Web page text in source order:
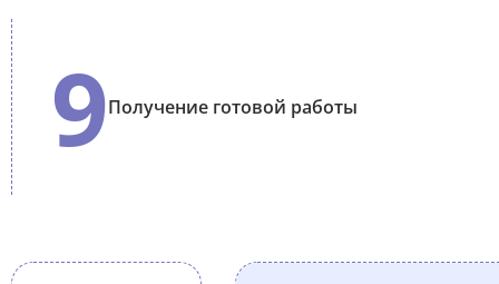
9Получение готовой работы